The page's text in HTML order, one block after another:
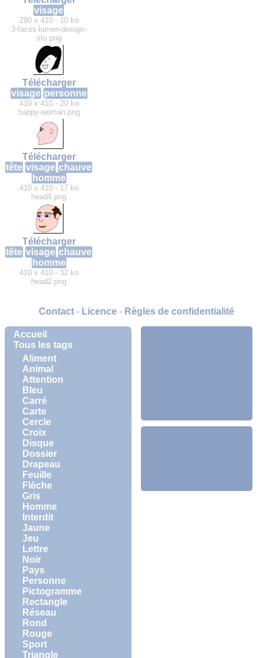
Accueil
Tous les tags
Aliment
Animal
Attention
Bleu
Carré
Carte
Cercle
Croix
Disque
Dossier
Drapeau
Feuille
Flèche
Gris
Homme
Interdit
Jaune
Jeu
Lettre
Noir
Pays
Personne
Pictogramme
Rectangle
Réseau
Rond
Rouge
Sport
Triangle
visage
290 x 410 - 10 ko
3-faces-lumen-design-
stu.png
Télécharger
visage personne
410 x 410 - 20 ko
happy-woman.png
Télécharger
tête visage chauve
homme
410 x 410 - 17 ko
head4.png
Télécharger
tête visage chauve
homme
410 x 410 - 32 ko
head2.png
Contact- Licence- Règles de confidentialité